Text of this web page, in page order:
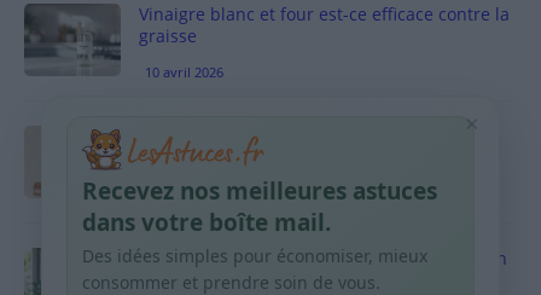
Vinaigre blanc et four est-ce efficace contre la
graisse
10 avril 2026
Taches pigmentaires : routine simple +
habitudes qui aident
9 avril 2026
Produits ménagers : comment économiser en
courses sans acheter 10 sprays
×
Recevez nos meilleures astuces
dans votre boîte mail.
Des idées simples pour économiser, mieux
consommer et prendre soin de vous.